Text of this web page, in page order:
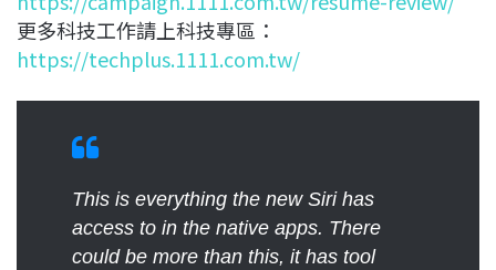
更多科技工作請上科技專區：
https://techplus.1111.com.tw/
This is everything the new Siri has
access to in the native apps. There
could be more than this, it has tool